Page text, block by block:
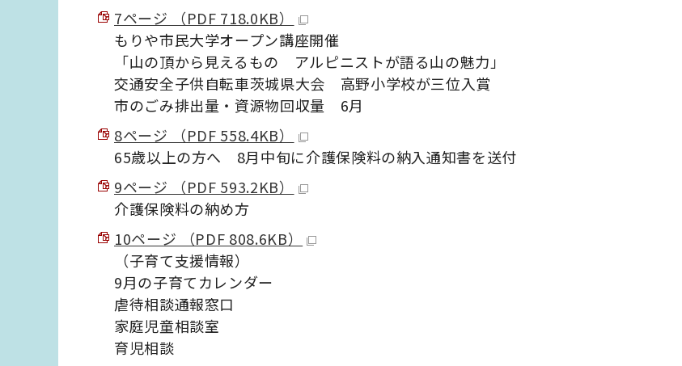
7ページ （PDF 718.0KB）
もりや市民大学オープン講座開催
「山の頂から見えるもの アルピニストが語る山の魅力」
交通安全子供自転車茨城県大会 高野小学校が三位入賞
市のごみ排出量・資源物回収量 6月
8ページ （PDF 558.4KB）
65歳以上の方へ 8月中旬に介護保険料の納入通知書を送付
9ページ （PDF 593.2KB）
介護保険料の納め方
10ページ （PDF 808.6KB）
（子育て支援情報）
9月の子育てカレンダー
虐待相談通報窓口
家庭児童相談室
育児相談